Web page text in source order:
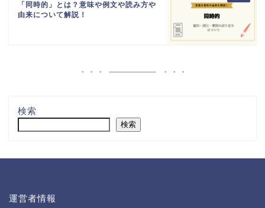
「同時的」とは？意味や例文や読み方や
由来について解説！
検索
検索
運営者情報